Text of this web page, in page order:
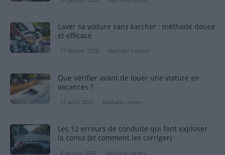
Laver sa voiture sans karcher : méthode douce
et efficace
17 février 2026 Nathalie Leclerc
Que vérifier avant de louer une voiture en
vacances ?
12 août 2025 Nathalie Leclerc
Les 12 erreurs de conduite qui font exploser
la conso (et comment les corriger)
8 janvier 2026 Nathalie Leclerc